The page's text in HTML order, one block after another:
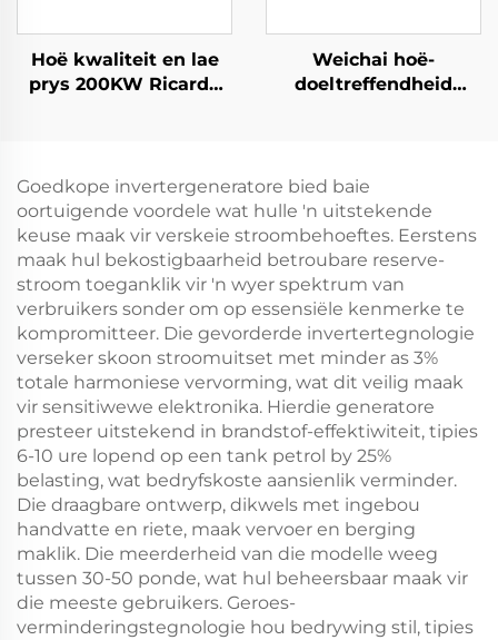
Hoë kwaliteit en lae
prys 200KW Ricardo
Weichai hoë-
doeltreffendheid
kragopwekker stel
Goedkope invertergeneratore bied baie
oortuigende voordele wat hulle 'n uitstekende
keuse maak vir verskeie stroombehoeftes. Eerstens
maak hul bekostigbaarheid betroubare reserve-
stroom toeganklik vir 'n wyer spektrum van
verbruikers sonder om op essensiële kenmerke te
kompromitteer. Die gevorderde invertertegnologie
verseker skoon stroomuitset met minder as 3%
totale harmoniese vervorming, wat dit veilig maak
vir sensitiwewe elektronika. Hierdie generatore
presteer uitstekend in brandstof-effektiwiteit, tipies
6-10 ure lopend op een tank petrol by 25%
belasting, wat bedryfskoste aansienlik verminder.
Die draagbare ontwerp, dikwels met ingebou
handvatte en riete, maak vervoer en berging
maklik. Die meerderheid van die modelle weeg
tussen 30-50 ponde, wat hul beheersbaar maak vir
die meeste gebruikers. Geroes-
verminderingstegnologie hou bedrywing stil, tipies